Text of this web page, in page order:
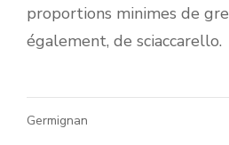
proportions minimes de
également, de sciaccarello.
Germignan